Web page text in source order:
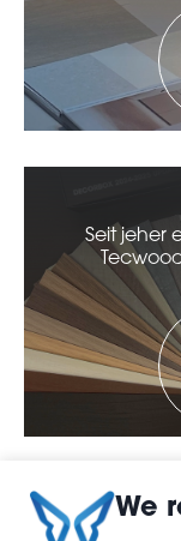
Seit jeher
We